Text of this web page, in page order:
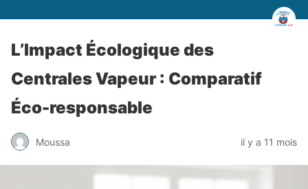
L’Impact Écologique des
Centrales Vapeur : Comparatif
Éco-responsable
Moussa il y a 11 mois